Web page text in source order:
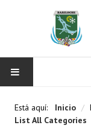
Está aquí: Inicio /
List All Categories